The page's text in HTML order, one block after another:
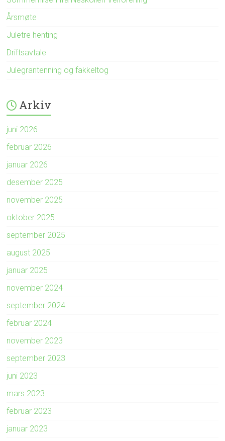
Årsmøte
Juletre henting
Driftsavtale
Julegrantenning og fakkeltog
Arkiv
juni 2026
februar 2026
januar 2026
desember 2025
november 2025
oktober 2025
september 2025
august 2025
januar 2025
november 2024
september 2024
februar 2024
november 2023
september 2023
juni 2023
mars 2023
februar 2023
januar 2023